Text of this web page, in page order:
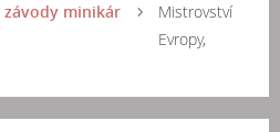
závody minikár
Mistrovství
Evropy,